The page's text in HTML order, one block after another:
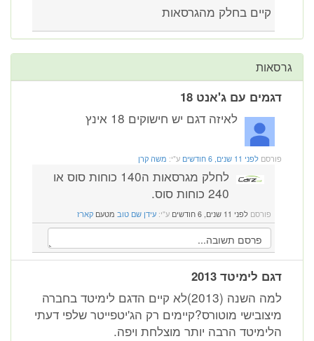
קיים בחלק מהגרסאות
גרסאות
דגמים עם ג'אנט 18
לאיזה דגם יש חישוקים 18 אינץ
פורסם לפני 11 שנים, 6 חודשים ע"י: משה קרן
לחלק מגרסאות ה140 כוחות סוס או
240 כוחות סוס.
פורסם לפני 11 שנים, 6 חודשים ע"י: עידן שם טוב מטעם קארז
דגם לימיטד 2013
למה השנה (2013)לא קיים הדגם לימיטד בחברה
מיצובישי מוטורס?קיימים רק הג'יטפייטר שלפי דעתי
הלימיטד הרבה יותר מוצלחת ויפה.